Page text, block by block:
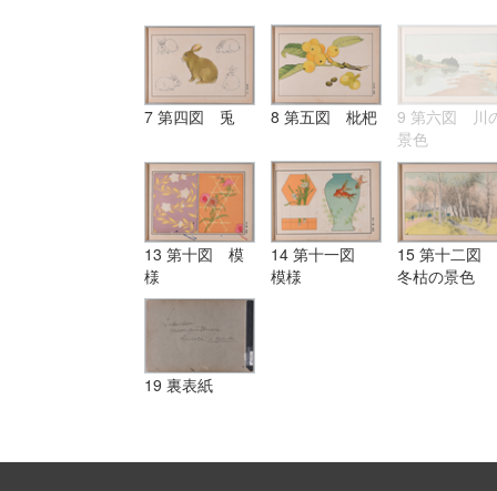
7 第四図 兎 8 第五図 枇杷
9 第六図 川
景色
13 第十図 模
様
14 第十一図
模様
15 第十二図
冬枯の景色
19 裏表紙